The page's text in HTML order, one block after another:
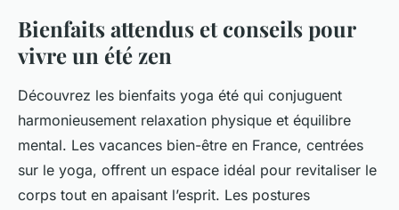
Bienfaits attendus et conseils pour
vivre un été zen
Découvrez les bienfaits yoga été qui conjuguent
harmonieusement relaxation physique et équilibre
mental. Les vacances bien-être en France, centrées
sur le yoga, offrent un espace idéal pour revitaliser le
corps tout en apaisant l’esprit. Les postures